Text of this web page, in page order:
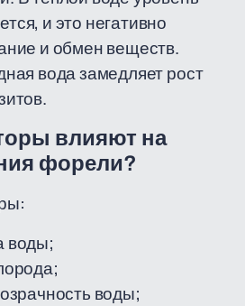
и это негативно
и обмен веществ.
вода замедляет рост
влияют на
форели?
воды;
воды;